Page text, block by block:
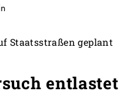
Staatsstraßen geplant
entlastet